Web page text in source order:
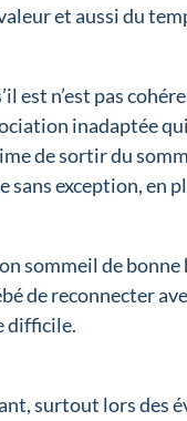
et aussi du
est n’est pas
inadaptée
de sortir du
sans exception, en
sommeil de
de reconnecter
difficile.
surtout lors des